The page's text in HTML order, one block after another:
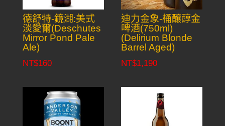
德舒特-鏡湖:美式
淡愛爾(Deschutes
Mirror Pond Pale
Ale)
NT$160
迪力金象-桶釀醇金
啤酒(750ml)
(Delirium Blonde
Barrel Aged)
NT$1,190